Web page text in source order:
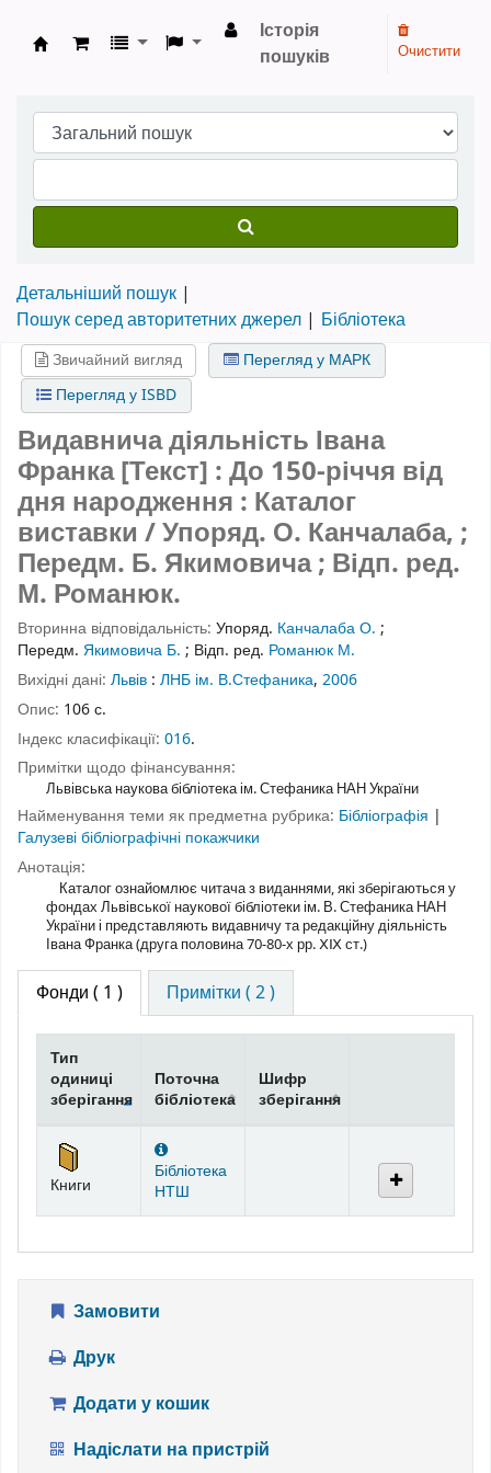
Бібліотека НТШ › Електронний каталог
Історія
пошуків
Очистити
Детальніший пошук
Пошук серед авторитетних джерел
Бібліотека
Звичайний вигляд
Перегляд у МАРК
Перегляд у ISBD
Видавнича діяльність Івана
Франка [Текст] : До 150-річчя від
дня народження : Каталог
виставки / Упоряд. О. Канчалаба, ;
Передм. Б. Якимовича ; Відп. ред.
М. Романюк.
Вторинна відповідальність: Упоряд. Канчалаба О. ;
Передм. Якимовича Б. ; Відп. ред. Романюк М.
Вихідні дані: Львів : ЛНБ ім. В.Стефаника, 2006
Опис: 106 с.
Індекс класифікації: 016.
Примітки щодо фінансування:
Львівська наукова бібліотека ім. Стефаника НАН України
Найменування теми як предметна рубрика: Бібліографія |
Галузеві бібліографічні покажчики
Анотація:
Каталог ознайомлює читача з виданнями, які зберігаються у
фондах Львівської наукової бібліотеки ім. В. Стефаника НАН
України і представляють видавничу та редакційну діяльність
Івана Франка (друга половина 70-80-х рр. ⅩⅨ ст.)
Фонди ( 1 ) Примітки ( 2 )
Фонди
Тип
одиниці
зберігання
Поточна
бібліотека
Шифр
зберігання
Книги
Бібліотека
НТШ
Замовити
Друк
Додати у кошик
Надіслати на пристрій